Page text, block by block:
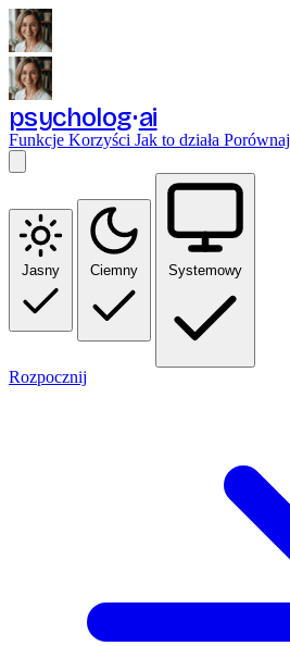
psycholog ai
Funkcje Korzyści Jak to działa Porównaj
Jasny Ciemny Systemowy
Rozpocznij